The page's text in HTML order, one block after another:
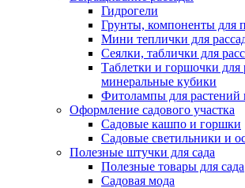
Гидрогели
Грунты, компоненты для
Мини теплички для
Сеялки, таблички для
Таблетки и горшочки для
минеральные кубики
Фитолампы для растений
Оформление садового участка
Садовые кашпо и горшки
Садовые светильники и
Полезные штучки для сада
Полезные товары для сада
Садовая мода